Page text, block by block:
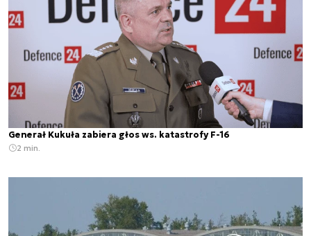
Generał Kukuła zabiera głos ws. katastrofy F-16
2 min.